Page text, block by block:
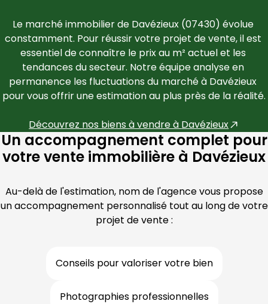
Le marché immobilier de Davézieux (07430) évolue
constamment. Pour réussir votre projet de vente, il est
essentiel de connaître le prix au m² actuel et les
tendances du secteur. Notre équipe analyse en
permanence les fluctuations du marché à Davézieux
pour vous offrir une estimation au plus près de la réalité.
Découvrez nos biens à vendre à Davézieux
Un accompagnement complet pour
votre vente immobilière à Davézieux
Au-delà de l'estimation, nom de l'agence vous propose
un accompagnement personnalisé tout au long de votre
projet de vente :
Conseils pour valoriser votre bien
Photographies professionnelles